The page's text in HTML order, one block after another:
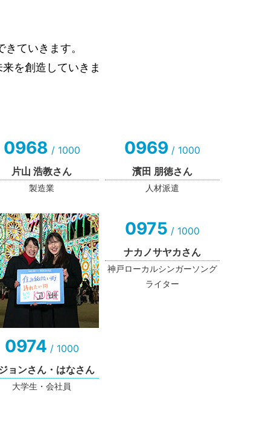
ていきます。
を創造していきま
0968 / 1000
片山 浩教さん
製造業
0969 / 1000
濱田 朋徳さん
人材派遣
0974 / 1000
ョンさん・はなさん
大学生・会社員
0975 / 1000
ナカノサヤカさん
神戸ローカルシンガーソング
ライター